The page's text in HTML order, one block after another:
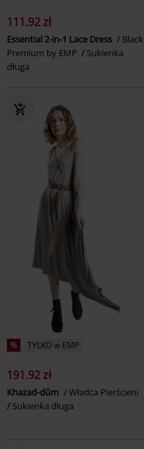
111.92 zł
Essential 2-in-1 Lace Dress
Black
Premium by EMP
Sukienka
długa
% TYLKO w EMP
191.92 zł
Khazad-dûm
Władca Pierścieni
Sukienka długa